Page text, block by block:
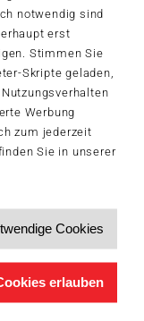
notwendig sind
erst
Stimmen Sie
Skripte geladen,
Werbung
zum jederzeit
Sie in unserer
Cookies
erlauben
sichern
und aktuellen
sich einen
.
>